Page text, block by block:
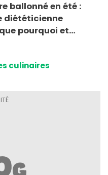
ballonné en été :
diététicienne
pourquoi et
culinaires